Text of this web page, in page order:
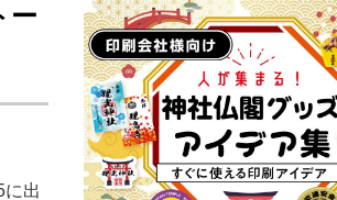
市場・統計 人事・移転・異動・訃報
中古印刷機・製本機特集 2022 検査・校正特集
ー
出